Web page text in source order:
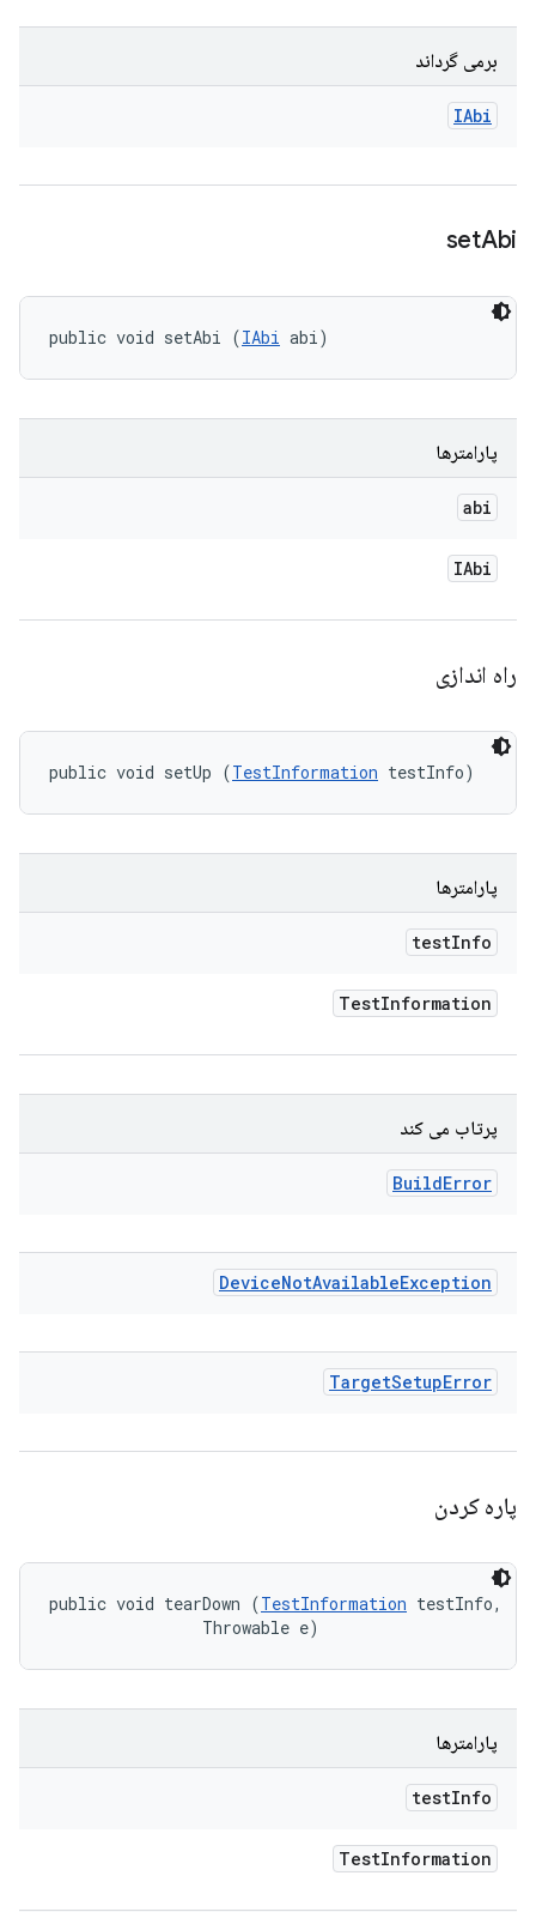
برمی گرداند
IAbi
setAbi
public void setAbi (IAbi abi)
پارامترها
abi
IAbi
راه اندازی
public void setUp (TestInformation testInfo)
پارامترها
testInfo
TestInformation
پرتاب می کند
BuildError
DeviceNotAvailableException
TargetSetupError
پاره کردن
public void tearDown (TestInformation testInfo,
                Throwable e)
پارامترها
testInfo
TestInformation